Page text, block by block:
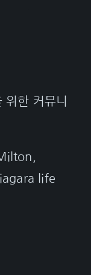
위한 커뮤니
life